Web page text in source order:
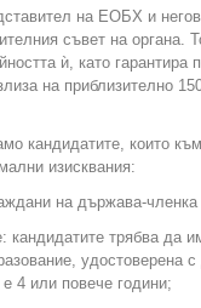
на ЕОБХ и
съвет на органа.
ѝ, като гарантира
на приблизително
кандидатите, които
изисквания:
на държава-
трябва да
удостоверена
4 или повече години;